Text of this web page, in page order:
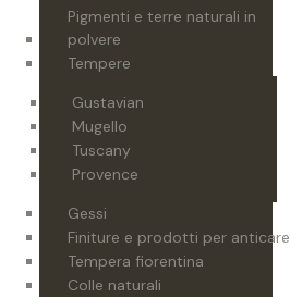
Pigmenti e terre naturali in
polvere
Tempere
Gustavian
Mugello
Tuscany
Provence
Gessi
Finiture e prodotti per anticare
Tempera fiorentina
Colle naturali